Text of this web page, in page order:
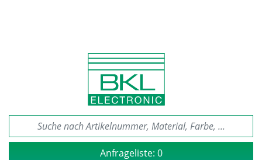
Anfrageliste: 0